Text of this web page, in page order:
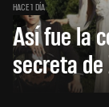
HACE 1 DÍA
Así fue la
secreta de